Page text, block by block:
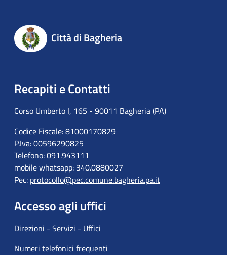
Città di Bagheria
Recapiti e Contatti
Corso Umberto I, 165 - 90011 Bagheria (PA)
Codice Fiscale: 81000170829
P.Iva: 00596290825
Telefono: 091.943111
mobile whatsapp: 340.0880027
Pec: protocollo@pec.comune.bagheria.pa.it
Accesso agli uffici
Direzioni - Servizi - Uffici
Numeri telefonici frequenti